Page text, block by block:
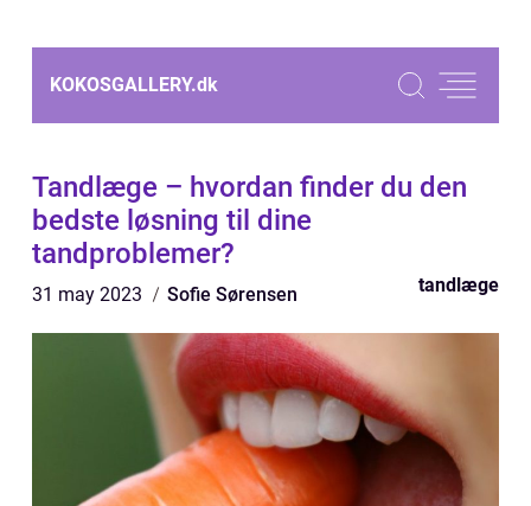
KOKOSGALLERY.dk
Tandlæge – hvordan finder du den
bedste løsning til dine
tandproblemer?
31 may 2023 Sofie Sørensen tandlæge